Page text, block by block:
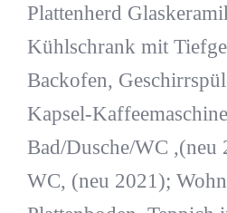
Plattenherd
Kühlschrank mit
Backofen,
Kapsel-
Bad/Dusche/WC ,(neu
WC, (neu 2021);